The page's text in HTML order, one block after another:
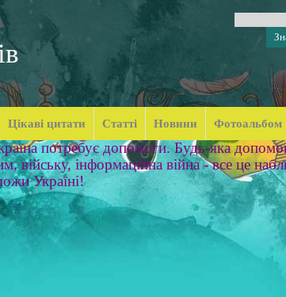
Цікаві цитати Статті Новини Фотоальбом
потребує допомоги. Будь-яка
війську, інформаційна війна - все це
Україні!